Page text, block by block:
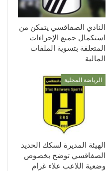
النادي الصفاقسي يتمكن من
استكمال جميع الإجراءات
المتعلقة بتسوية الملفات
المالية
الرياضة المحلية
الهيئة المديرة لسكك الحديد
الصفاقسي توضح بخصوص
وضعية اللاعب علاء غرام